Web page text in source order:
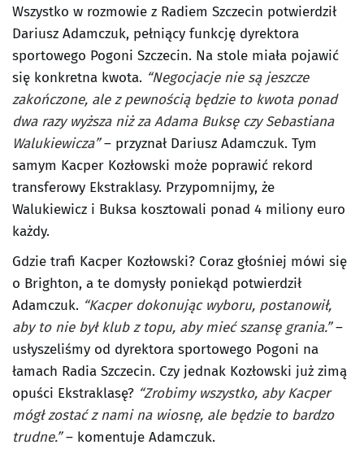
Wszystko w rozmowie z Radiem Szczecin potwierdził
Dariusz Adamczuk, pełniący funkcję dyrektora
sportowego Pogoni Szczecin. Na stole miała pojawić
się konkretna kwota. “Negocjacje nie są jeszcze
zakończone, ale z pewnością będzie to kwota ponad
dwa razy wyższa niż za Adama Buksę czy Sebastiana
Walukiewicza”– przyznał Dariusz Adamczuk. Tym
samym Kacper Kozłowski może poprawić rekord
transferowy Ekstraklasy. Przypomnijmy, że
Walukiewicz i Buksa kosztowali ponad 4 miliony euro
każdy.
Gdzie trafi Kacper Kozłowski? Coraz głośniej mówi się
o Brighton, a te domysły poniekąd potwierdził
Adamczuk. “Kacper dokonując wyboru, postanowił,
aby to nie był klub z topu, aby mieć szansę grania.”–
usłyszeliśmy od dyrektora sportowego Pogoni na
łamach Radia Szczecin. Czy jednak Kozłowski już zimą
opuści Ekstraklasę? “Zrobimy wszystko, aby Kacper
mógł zostać z nami na wiosnę, ale będzie to bardzo
trudne.”– komentuje Adamczuk.